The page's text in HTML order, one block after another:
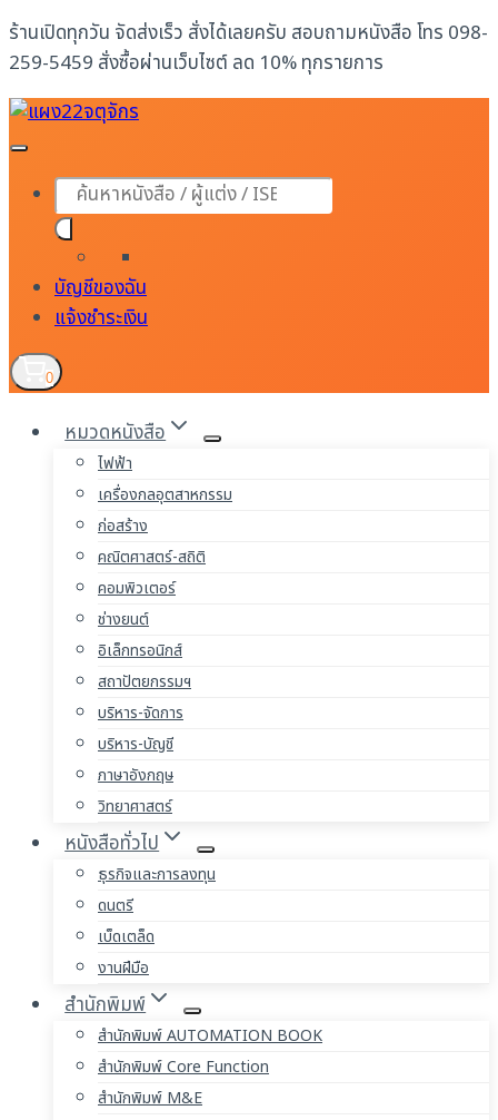
Skip
to
content
ร้านเปิดทุกวัน จัดส่งเร็ว สั่งได้เลยครับ สอบถามหนังสือ โทร 098-
259-5459 สั่งซื้อผ่านเว็บไซต์ ลด 10% ทุกรายการ
Products
search
บัญชีของฉัน
แจ้งชำระเงิน
0
หมวดหนังสือ
ไฟฟ้า
เครื่องกลอุตสาหกรรม
ก่อสร้าง
คณิตศาสตร์-สถิติ
คอมพิวเตอร์
ช่างยนต์
อิเล็กทรอนิกส์
สถาปัตยกรรมฯ
บริหาร-จัดการ
บริหาร-บัญชี
ภาษาอังกฤษ
วิทยาศาสตร์
หนังสือทั่วไป
ธุรกิจและการลงทุน
ดนตรี
เบ็ดเตล็ด
งานฝีมือ
สำนักพิมพ์
สำนักพิมพ์ AUTOMATION BOOK
สำนักพิมพ์ Core Function
สำนักพิมพ์ M&E